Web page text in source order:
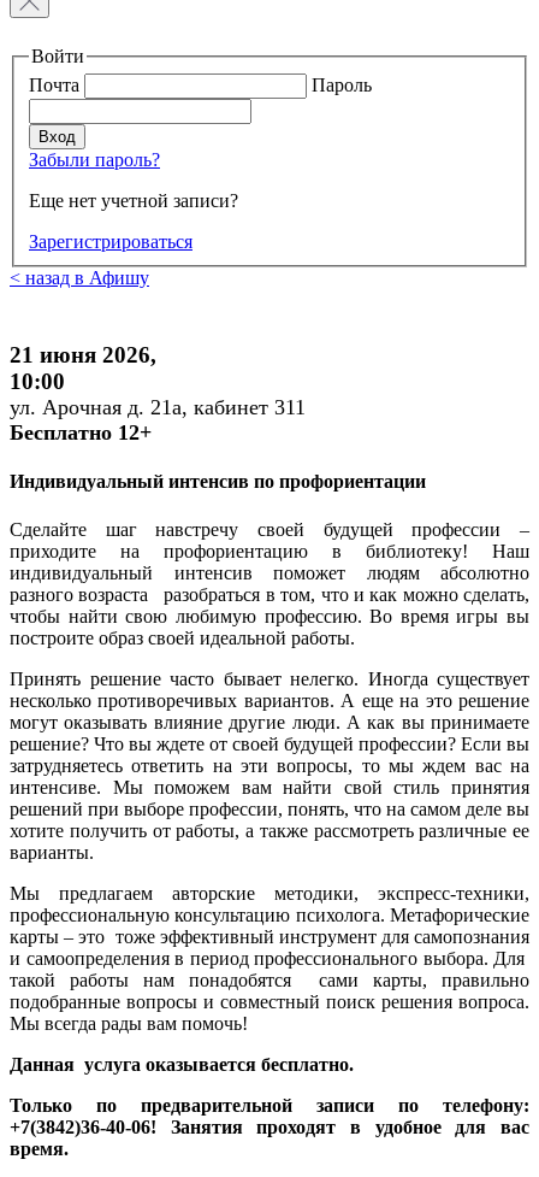
Войти
Почта
Пароль
Забыли пароль?
Еще нет учетной записи?
Зарегистрироваться
< назад в Афишу
21 июня 2026,
10:00
ул. Арочная д. 21а, кабинет 311
Бесплатно 12+
Индивидуальный интенсив по профориентации
Сделайте шаг навстречу своей будущей профессии –
приходите на профориентацию в библиотеку! Наш
индивидуальный интенсив поможет людям абсолютно
разного возраста разобраться в том, что и как можно сделать,
чтобы найти свою любимую профессию. Во время игры вы
построите образ своей идеальной работы.
Принять решение часто бывает нелегко. Иногда существует
несколько противоречивых вариантов. А еще на это решение
могут оказывать влияние другие люди. А как вы принимаете
решение? Что вы ждете от своей будущей профессии? Если вы
затрудняетесь ответить на эти вопросы, то мы ждем вас на
интенсиве. Мы поможем вам найти свой стиль принятия
решений при выборе профессии, понять, что на самом деле вы
хотите получить от работы, а также рассмотреть различные ее
варианты.
Мы предлагаем авторские методики, экспресс-техники,
профессиональную консультацию психолога. Метафорические
карты – это тоже эффективный инструмент для самопознания
и самоопределения в период профессионального выбора. Для
такой работы нам понадобятся сами карты, правильно
подобранные вопросы и совместный поиск решения вопроса.
Мы всегда рады вам помочь!
Данная услуга оказывается бесплатно.
Только по предварительной записи по телефону:
+7(3842)36-40-06! Занятия проходят в удобное для вас
время.